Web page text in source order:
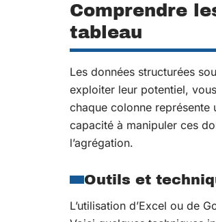
Comprendre
tableau
Les données structurées
exploiter leur potentiel,
chaque colonne représente
capacité à manipuler ces
l’agrégation.
Outils et
L’utilisation d’Excel ou de